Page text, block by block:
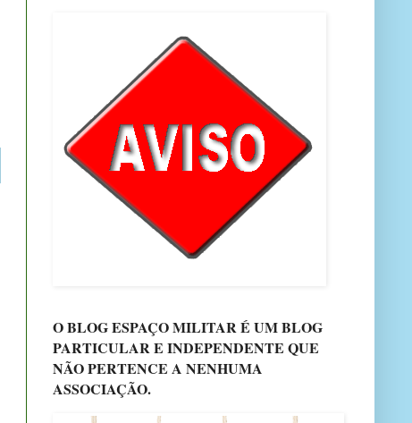
O BLOG ESPAÇO MILITAR É UM BLOG
PARTICULAR E INDEPENDENTE QUE
NÃO PERTENCE A NENHUMA
ASSOCIAÇÃO.